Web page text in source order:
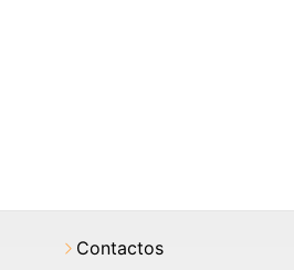
Contactos